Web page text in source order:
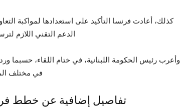
كذلك، أعادت فرنسا التأكيد على استعدادها لمواكبة
الدعم التقني اللازم
وأعرب رئيس الحكومة اللبنانية، في ختام اللقاء، حسبما
في مختلف
تفاصيل إضافية عن خطط